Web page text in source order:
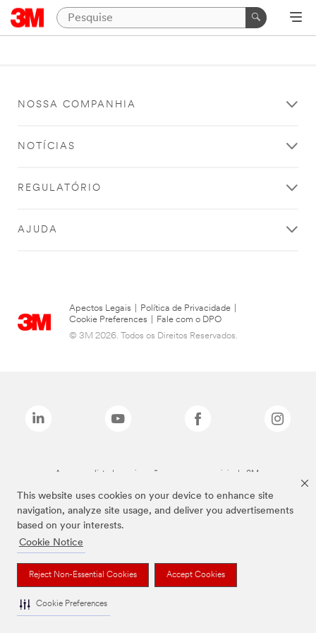
This website uses cookies on your device to enhance site
navigation, analyze site usage, and deliver you advertisements
based on your interests.
Cookie Notice
Reject Non-Essential Cookies Accept Cookies
Cookie Preferences
NOSSA COMPANHIA
NOTÍCIAS
REGULATÓRIO
AJUDA
Apectos Legais Política de Privacidade
Cookie Preferences
Fale com o DPO
© 3M 2026. Todos os Direitos Reservados.
As marcas listadas a cima são marcas comerciais da 3M.